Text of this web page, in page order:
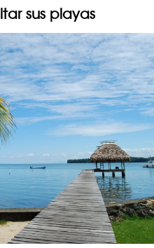
sus playas